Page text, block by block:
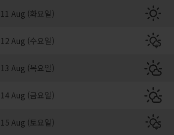
11 Aug (화요일)
12 Aug (수요일)
13 Aug (목요일)
14 Aug (금요일)
15 Aug (토요일)